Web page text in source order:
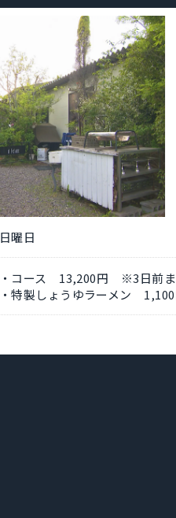
日曜日
・コース 13,200円 ※3日前ま
・特製しょうゆラーメン